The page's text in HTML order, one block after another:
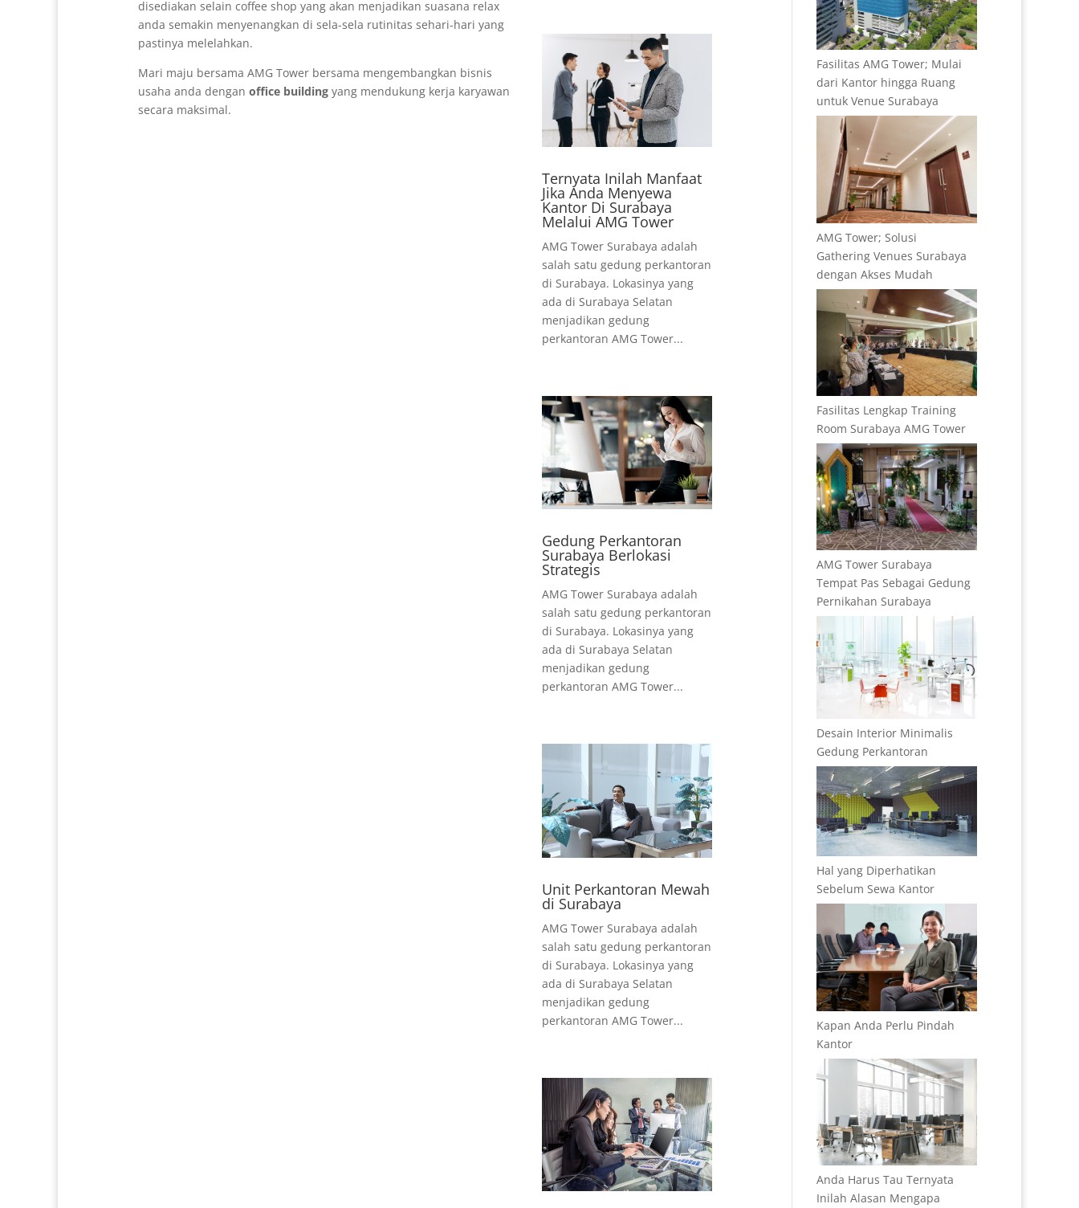
disediakan selain coffee shop yang akan menjadikan suasana relax
anda semakin menyenangkan di sela-sela rutinitas sehari-hari yang
pastinya melelahkan.
Mari maju bersama AMG Tower bersama mengembangkan bisnis
usaha anda dengan office buildingyang mendukung kerja karyawan
secara maksimal.
Ternyata Inilah Manfaat
Jika Anda Menyewa
Kantor Di Surabaya
Melalui AMG Tower
AMG Tower Surabaya adalah
salah satu gedung perkantoran
di Surabaya. Lokasinya yang
ada di Surabaya Selatan
menjadikan gedung
perkantoran AMG Tower...
Gedung Perkantoran
Surabaya Berlokasi
Strategis
AMG Tower Surabaya adalah
salah satu gedung perkantoran
di Surabaya. Lokasinya yang
ada di Surabaya Selatan
menjadikan gedung
perkantoran AMG Tower...
Unit Perkantoran Mewah
di Surabaya
AMG Tower Surabaya adalah
salah satu gedung perkantoran
di Surabaya. Lokasinya yang
ada di Surabaya Selatan
menjadikan gedung
perkantoran AMG Tower...
Fasilitas AMG Tower; Mulai
dari Kantor hingga Ruang
untuk Venue Surabaya
AMG Tower; Solusi
Gathering Venues Surabaya
dengan Akses Mudah
Fasilitas Lengkap Training
Room Surabaya AMG Tower
AMG Tower Surabaya
Tempat Pas Sebagai Gedung
Pernikahan Surabaya
Desain Interior Minimalis
Gedung Perkantoran
Hal yang Diperhatikan
Sebelum Sewa Kantor
Kapan Anda Perlu Pindah
Kantor
Anda Harus Tau Ternyata
Inilah Alasan Mengapa